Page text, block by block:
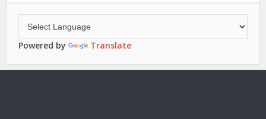
Powered by Translate